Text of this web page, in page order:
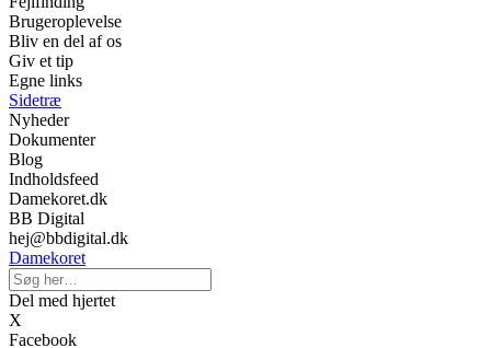
Brugeroplevelse
Bliv en del af os
Giv et tip
Egne links
Sidetræ
Nyheder
Dokumenter
Blog
Indholdsfeed
Damekoret.dk
BB Digital
hej@bbdigital.dk
Damekoret
Del med hjertet
X
Facebook